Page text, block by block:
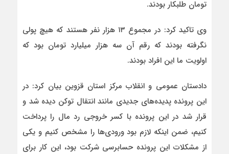
تومان طلبکار بودند.
وی تاکید کرد: در مجموع ۱۳ هزار نفر هستند که هیچ پولی
نگرفته بودند که رقم آن سه هزار میلیارد تومان بود که
اولویت ما این افراد بودند.
دادستان عمومی و انقلاب مرکز استان قزوین بیان کرد: در
این پرونده پدیده‌های جدیدی مانند انتقال توکن دیده شد و
قرار شد در این پرونده با کسر خروجی رد مال را پرداخت
کنیم، ضمن اینکه لازم بود ورودی‌ها را مشخص کنیم و یکی
از مشکلات این پرونده حسابرسی شرکت بود، این کار برای